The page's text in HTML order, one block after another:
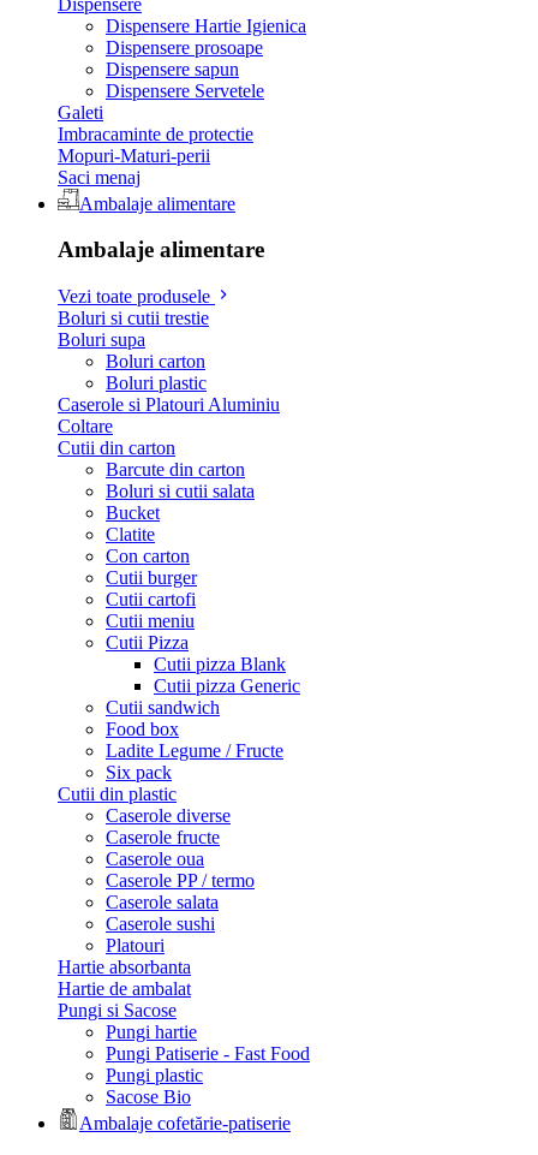
Dispensere Hartie Igienica
Dispensere prosoape
Dispensere sapun
Dispensere Servetele
Galeti
Imbracaminte de protectie
Mopuri-Maturi-perii
Saci menaj
Ambalaje alimentare
Ambalaje alimentare
Vezi toate produsele
Boluri si cutii trestie
Boluri supa
Boluri carton
Boluri plastic
Caserole si Platouri Aluminiu
Coltare
Cutii din carton
Barcute din carton
Boluri si cutii salata
Bucket
Clatite
Con carton
Cutii burger
Cutii cartofi
Cutii meniu
Cutii Pizza
Cutii pizza Blank
Cutii pizza Generic
Cutii sandwich
Food box
Ladite Legume / Fructe
Six pack
Cutii din plastic
Caserole diverse
Caserole fructe
Caserole oua
Caserole PP / termo
Caserole salata
Caserole sushi
Platouri
Hartie absorbanta
Hartie de ambalat
Pungi si Sacose
Pungi hartie
Pungi Patiserie - Fast Food
Pungi plastic
Sacose Bio
Ambalaje cofetărie-patiserie